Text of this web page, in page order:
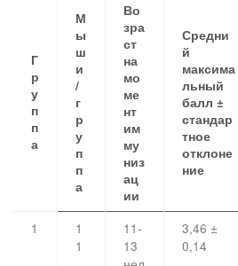
Г
р
у
п
п
а
М
ы
ш
и
/
г
р
у
п
п
а
Во
зра
ст
на
мо
ме
нт
им
му
низ
ац
ии
Средни
й
максима
льный
балл ±
стандар
тное
отклоне
ние
1
1
1
11-
13
3,46 ±
0,14